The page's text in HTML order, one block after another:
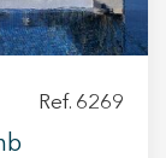
Ref. 6269